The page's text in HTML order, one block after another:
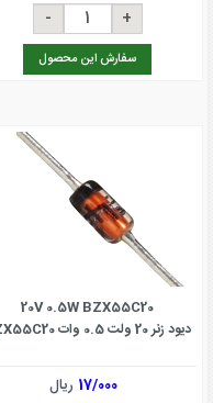
سفارش این محصول
20V 0.5W BZX55C20
دیود زنر 20 ولت 0.5 وات BZX55C20
17/000 ریال